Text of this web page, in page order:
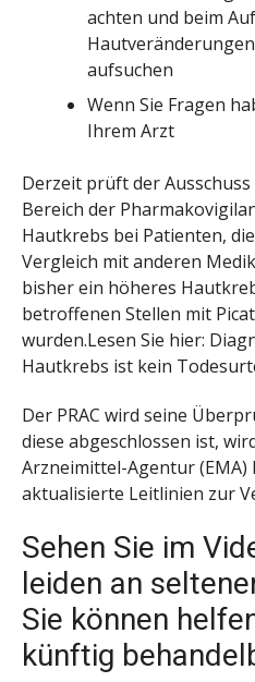
achten und beim
aufsuchen
Wenn Sie Fragen
Ihrem Arzt
Derzeit prüft der
Bereich der
Hautkrebs bei Patienten,
Vergleich mit anderen
bisher ein höheres
betroffenen Stellen mit
wurden.Lesen Sie hier:
Hautkrebs ist kein
Der PRAC wird seine
diese abgeschlossen ist,
Arzneimittel-Agentur
aktualisierte Leitlinien zur
Sehen Sie im
leiden an
Sie können
künftig